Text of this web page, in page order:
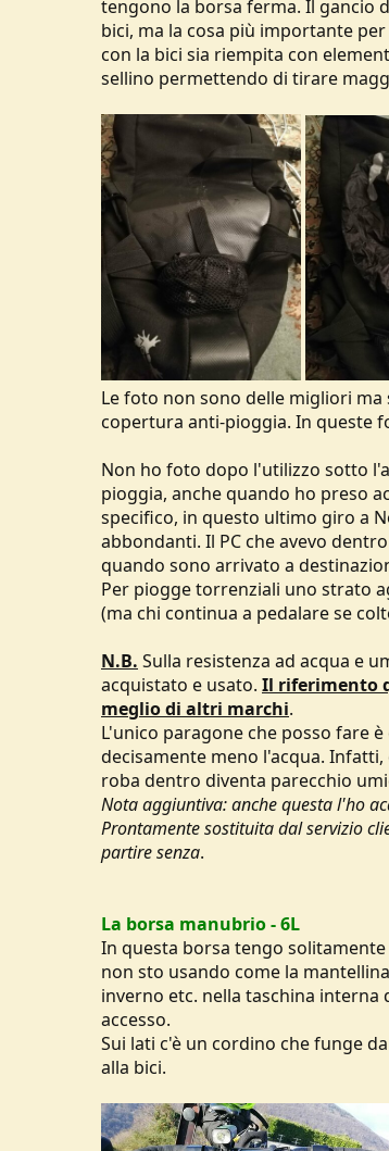
tengono la borsa ferma. Il gancio
bici, ma la cosa più importante
con la bici sia riempita con
sellino permettendo di tirare
Le foto non sono delle migliori
copertura anti-pioggia. In queste
Non ho foto dopo l'utilizzo sotto
pioggia, anche quando ho preso
specifico, in questo ultimo giro a
abbondanti. Il PC che avevo
quando sono arrivato a
Per piogge torrenziali uno strato
(ma chi continua a pedalare se
N.B. Sulla resistenza ad acqua e
acquistato e usato. Il riferimento
meglio di altri marchi.
L'unico paragone che posso fare
decisamente meno l'acqua.
roba dentro diventa parecchio
Nota aggiuntiva: anche questa l'ho
Prontamente sostituita dal servizio
partire senza.
La borsa manubrio - 6L
In questa borsa tengo
non sto usando come la
inverno etc. nella taschina
accesso.
Sui lati c'è un cordino che funge
alla bici.